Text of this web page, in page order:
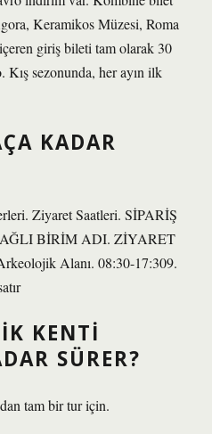
Keramikos Müzesi, Roma
giriş bileti tam olarak 30
sezonunda, her ayın ilk
KADAR
Ziyaret Saatleri. SİPARİŞ
BİRİM ADI. ZİYARET
Alanı. 08:30-17:309.
KENTI
SÜRER?
tam bir tur için.